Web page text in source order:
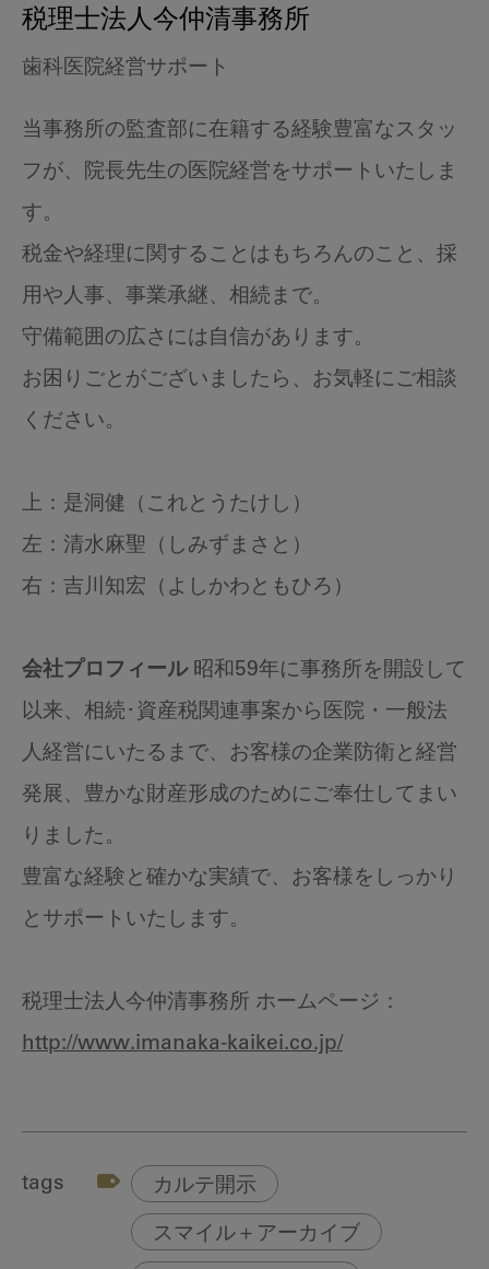
税理士法人今仲清事務所
歯科医院経営サポート
当事務所の監査部に在籍する経験豊富なスタッ
フが、院⻑先⽣の医院経営をサポートいたしま
す。
税金や経理に関することはもちろんのこと、採
用や人事、事業承継、相続まで。
守備範囲の広さには自信があります。
お困りごとがございましたら、お気軽にご相談
ください。
上：是洞健（これとうたけし）
左：清水麻聖（しみずまさと）
右：吉川知宏（よしかわともひろ）
会社プロフィール昭和59年に事務所を開設して
以来、相続･資産税関連事案から医院・一般法
人経営にいたるまで、お客様の企業防衛と経営
発展、豊かな財産形成のためにご奉仕してまい
りました。
豊富な経験と確かな実績で、お客様をしっかり
とサポートいたします。
税理士法人今仲清事務所 ホームページ：
http://www.imanaka-kaikei.co.jp/
tags カルテ開示
スマイル＋アーカイブ